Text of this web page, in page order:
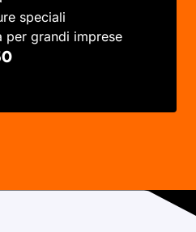
speciali
per grandi imprese